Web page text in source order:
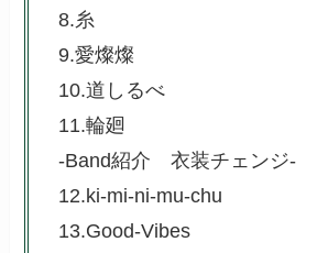
8.糸
9.愛燦燦
10.道しるべ
11.輪廻
-Band紹介 衣装チェンジ-
12.ki-mi-ni-mu-chu
13.Good-Vibes